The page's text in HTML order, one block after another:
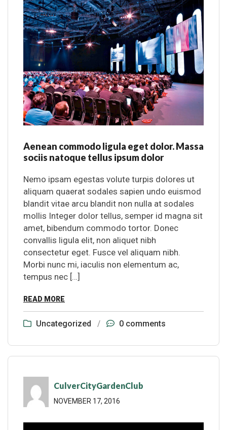
Aenean commodo ligula eget dolor. Massa
sociis natoque tellus ipsum dolor
Nemo ipsam egestas volute turpis dolores ut
aliquam quaerat sodales sapien undo euismod
blandit vitae arcu blandit non nulla at sodales
mollis Integer dolor tellus, semper id magna sit
amet, bibendum commodo tortor. Donec
convallis ligula elit, non aliquet nibh
consectetur eget. Fusce vel aliquam nibh.
Morbi nunc mi, iaculis non elementum ac,
tempus nec […]
READ MORE
Uncategorized / 0 comments
CulverCityGardenClub
NOVEMBER 17, 2016